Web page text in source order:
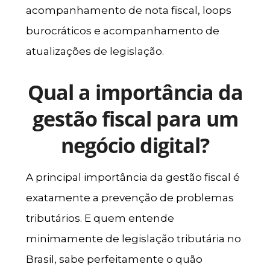
acompanhamento de nota fiscal, loops
burocráticos e acompanhamento de
atualizações de legislação.
Qual a importância da
gestão fiscal para um
negócio digital?
A principal importância da gestão fiscal é
exatamente a prevenção de problemas
tributários. E quem entende
minimamente de legislação tributária no
Brasil, sabe perfeitamente o quão